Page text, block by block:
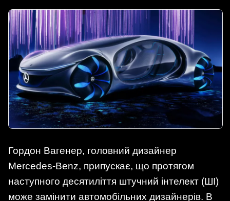
Гордон Вагенер, головний дизайнер
Mercedes-Benz, припускає, що протягом
наступного десятиліття штучний інтелект (ШІ)
може замінити автомобільних дизайнерів. В